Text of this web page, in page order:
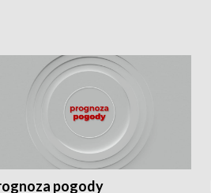
pogody